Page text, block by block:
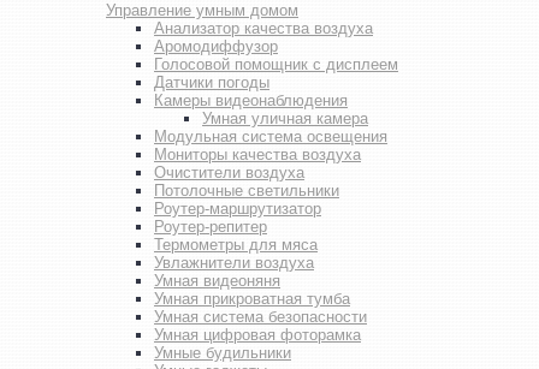
Управление умным домом
Анализатор качества воздуха
Аромодиффузор
Голосовой помощник с дисплеем
Датчики погоды
Камеры видеонаблюдения
Умная уличная камера
Модульная система освещения
Мониторы качества воздуха
Очистители воздуха
Потолочные светильники
Роутер-маршрутизатор
Роутер-репитер
Термометры для мяса
Увлажнители воздуха
Умная видеоняня
Умная прикроватная тумба
Умная система безопасности
Умная цифровая фоторамка
Умные будильники